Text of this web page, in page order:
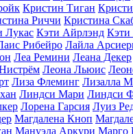
Кристин Тиган
Риччи Кристина
Лукас Кэти Айрлэнд Кэти
Рибейро Лайла
Леа Ремини Леана Декер
Леона Льюис
Лиза Флеминг Лизалла
Линдси Мари Линдси
Лорена Гарсия Луиз
Магдалена Кноп
Мануэла Аркури Марго